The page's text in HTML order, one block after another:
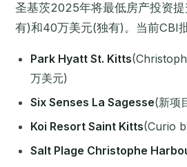
圣基茨2025年将最低房产投资
有)和40万美元(独有)。当前CBI
Park Hyatt St. Kitts
万美元)
Six Senses La Sagesse(新项
Koi Resort Saint Kitts(Curio
Salt Plage Christophe